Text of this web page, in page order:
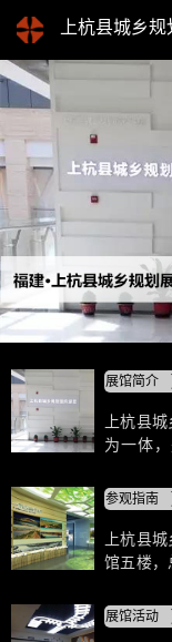
上杭县城乡
展馆简介
上杭县
为一体
知识、公
平台，是
县变迁
体；是政
参观指南
上杭县
馆五楼，
玻璃、动
影院及畅
展馆活动